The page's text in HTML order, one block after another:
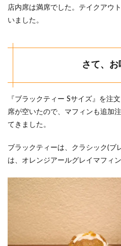
店内席は満席でした。テイクアウ
いました。
さて、お
『ブラックティー Sサイズ』を注
席が空いたので、マフィンも追加
てきました。
ブラックティーは、クラシック(ブ
は、オレンジアールグレイマフィ